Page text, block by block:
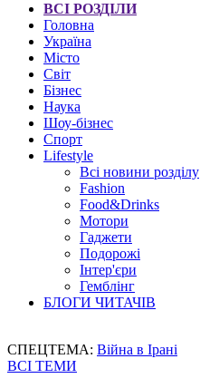
ВСІ РОЗДІЛИ
Головна
Україна
Місто
Світ
Бізнес
Наука
Шоу-бізнес
Спорт
Lifestyle
Всі новини розділу
Fashion
Food&Drinks
Мотори
Гаджети
Подорожі
Інтер'єри
Гемблінг
БЛОГИ ЧИТАЧІВ
СПЕЦТЕМА: Війна в Ірані
ВСІ ТЕМИ